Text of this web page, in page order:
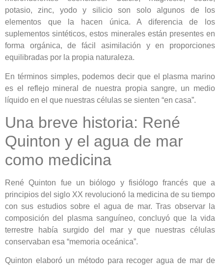
potasio, zinc, yodo y silicio son solo algunos de los
elementos que la hacen única. A diferencia de los
suplementos sintéticos, estos minerales están presentes en
forma orgánica, de fácil asimilación y en proporciones
equilibradas por la propia naturaleza.
En términos simples, podemos decir que el plasma marino
es el reflejo mineral de nuestra propia sangre, un medio
líquido en el que nuestras células se sienten “en casa”.
Una breve historia: René
Quinton y el agua de mar
como medicina
René Quinton fue un biólogo y fisiólogo francés que a
principios del siglo XX revolucionó la medicina de su tiempo
con sus estudios sobre el agua de mar. Tras observar la
composición del plasma sanguíneo, concluyó que la vida
terrestre había surgido del mar y que nuestras células
conservaban esa “memoria oceánica”.
Quinton elaboró un método para recoger agua de mar de